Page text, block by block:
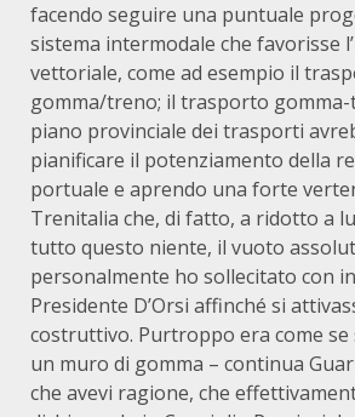
facendo seguire una puntuale
sistema intermodale che favorisse
vettoriale, come ad esempio il
gomma/treno; il trasporto
piano provinciale dei trasporti
pianificare il potenziamento della
portuale e aprendo una forte
Trenitalia che, di fatto, a ridotto a
tutto questo niente, il vuoto
personalmente ho sollecitato con
Presidente D’Orsi affinché si
costruttivo. Purtroppo era come se
un muro di gomma – continua
che avevi ragione, che